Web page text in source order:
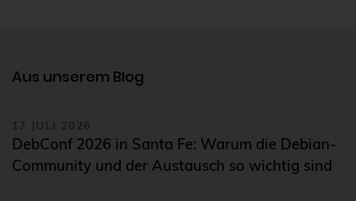
Email
esxi
Evaluierung
Aus unserem Blog
17 JULI 2026
DebConf 2026 in Santa Fe: Warum die Debian-
Community und der Austausch so wichtig sind